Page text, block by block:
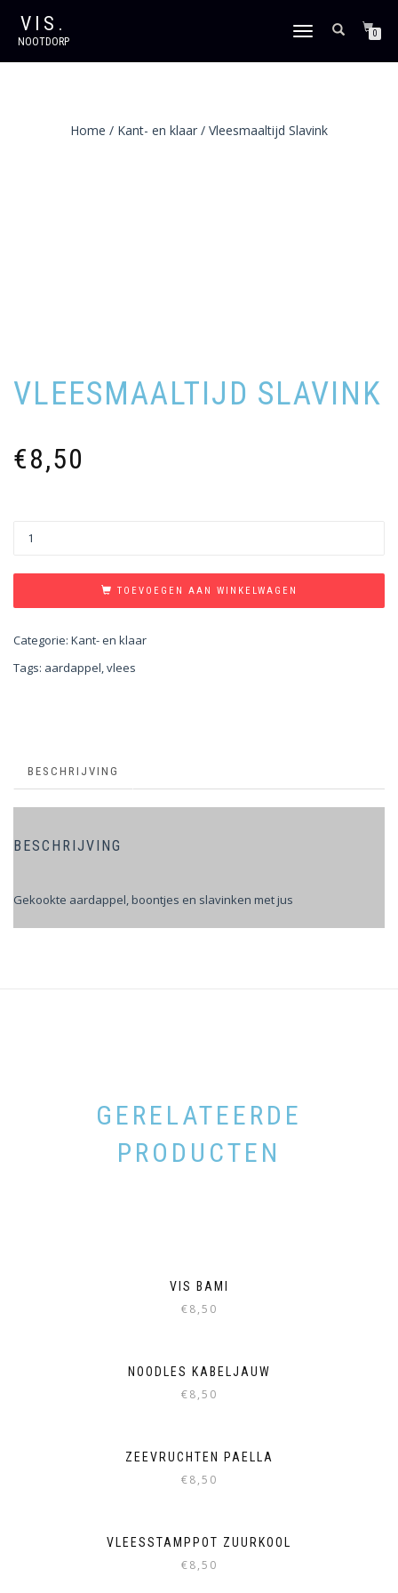
VIS.
NOOTDORP
SCHAKEL
MENU
0
Home / Kant- en klaar / Vleesmaaltijd Slavink
VLEESMAALTIJD SLAVINK
€8,50
TOEVOEGEN AAN WINKELWAGEN
Categorie: Kant- en klaar
Tags: aardappel,vlees
BESCHRIJVING
BESCHRIJVING
Gekookte aardappel, boontjes en slavinken met jus
GERELATEERDE
PRODUCTEN
VIS BAMI
€8,50
NOODLES KABELJAUW
€8,50
ZEEVRUCHTEN PAELLA
€8,50
VLEESSTAMPPOT ZUURKOOL
€8,50